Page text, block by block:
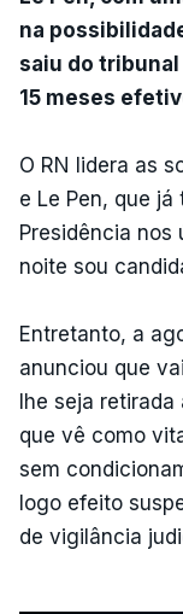
na
saiu do
15 meses
O RN lidera as
e Le Pen, que
Presidência nos
noite sou
Entretanto, a
anunciou que
lhe seja retirada
que vê como
sem
logo efeito
de vigilância